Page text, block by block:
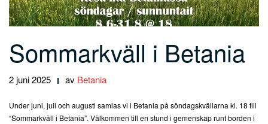
Sommarkväll i Betania
2 juni 2025 av Betania
Under juni, juli och augusti samlas vi i Betania på söndagskvällarna kl. 18 till
“Sommarkväll i Betania”. Välkommen till en stund i gemenskap runt borden i